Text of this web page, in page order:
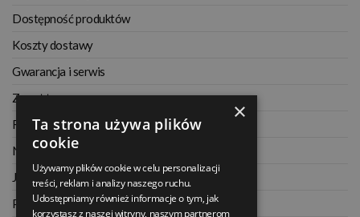
Dostępność produktów
Koszty dostawy
Gwarancja i serwis
Zwrot towaru
Regulamin
Najczęściej zadawane pytania
Jak kupować na raty
Polityka prywatności
×
Ta strona używa plików
cookie
Używamy plików cookie w celu personalizacji
treści, reklam i analizy naszego ruchu.
Udostępniamy również informacje o tym, jak
korzystasz z naszej witryny, naszym partnerom